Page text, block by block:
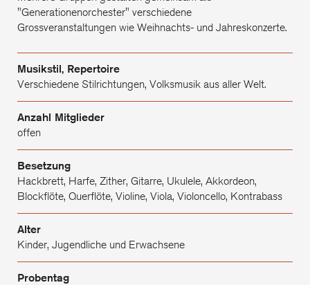
"Generationenorchester" verschiedene
Grossveranstaltungen wie Weihnachts- und Jahreskonzerte.
Musikstil, Repertoire
Verschiedene Stilrichtungen, Volksmusik aus aller Welt.
Anzahl Mitglieder
offen
Besetzung
Hackbrett, Harfe, Zither, Gitarre, Ukulele, Akkordeon,
Blockflöte, Querflöte, Violine, Viola, Violoncello, Kontrabass
Alter
Kinder, Jugendliche und Erwachsene
Probentag